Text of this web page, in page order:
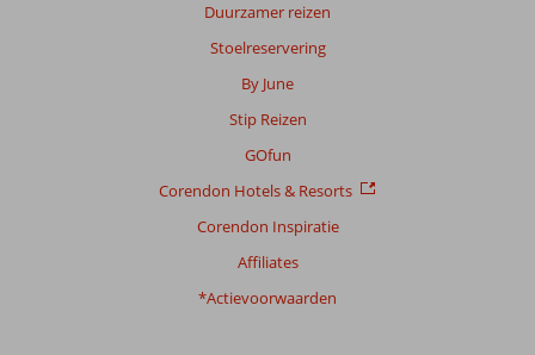
Duurzamer reizen
Stoelreservering
By June
Stip Reizen
GOfun
Corendon Hotels & Resorts
Corendon Inspiratie
Affiliates
*Actievoorwaarden